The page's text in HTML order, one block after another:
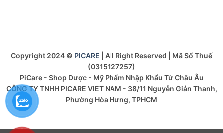
Copyright 2024 © PICARE | All Right Reserved | Mã Số Thuế
(0315127257)
PiCare - Shop Dược - Mỹ Phẩm Nhập Khẩu Từ Châu Âu
CÔNG TY TNHH PICARE VIET NAM - 38/11 Nguyễn Giản Thanh,
Phường Hòa Hưng, TPHCM